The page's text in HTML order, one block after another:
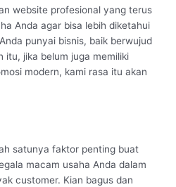
website profesional yang terus
Anda agar bisa lebih diketahui
punyai bisnis, baik berwujud
itu, jika belum juga memiliki
modern, kami rasa itu akan
satunya faktor penting buat
macam usaha Anda dalam
customer. Kian bagus dan